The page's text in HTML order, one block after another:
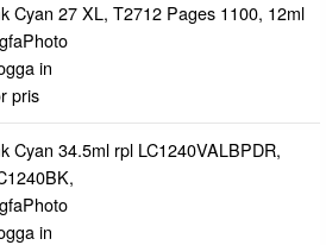
Cyan 27 XL, T2712 Pages 1100, 12ml
in
pris
Cyan 34.5ml rpl LC1240VALBPDR,
in